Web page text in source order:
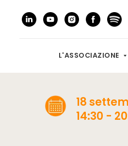
L'ASSOCIAZIONE
18
14:30 -